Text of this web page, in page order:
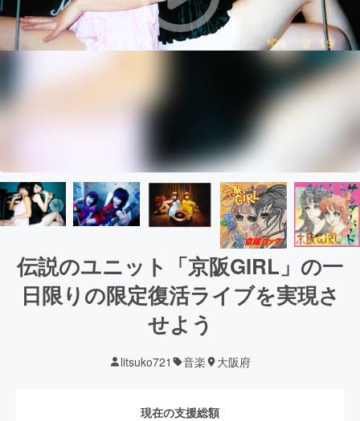
伝説のユニット「京阪GIRL」の一
日限りの限定復活ライブを実現さ
せよう
litsuko721 音楽 大阪府
現在の支援総額